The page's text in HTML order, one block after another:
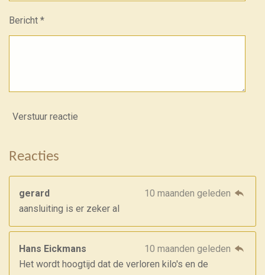
Bericht *
Verstuur reactie
Reacties
gerard
10 maanden geleden
aansluiting is er zeker al
Hans Eickmans
10 maanden geleden
Het wordt hoogtijd dat de verloren kilo's en de